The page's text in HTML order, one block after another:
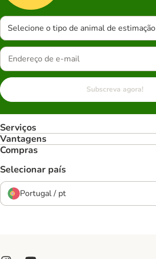
Selecione o tipo de animal de estimação
Subscreva agora!
Serviços
Vantagens
Compras
Selecionar país
Portugal / pt